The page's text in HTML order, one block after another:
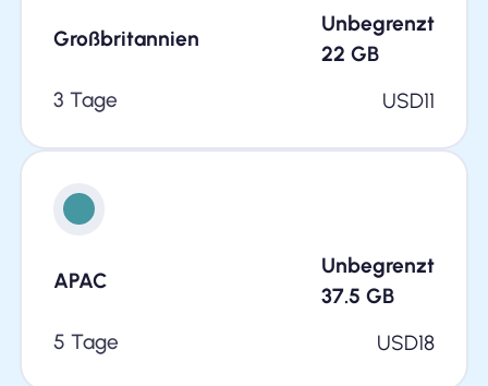
Großbritannien
Unbegrenzt
22 GB
3 Tage
USD11
APAC
Unbegrenzt
37.5 GB
5 Tage
USD18